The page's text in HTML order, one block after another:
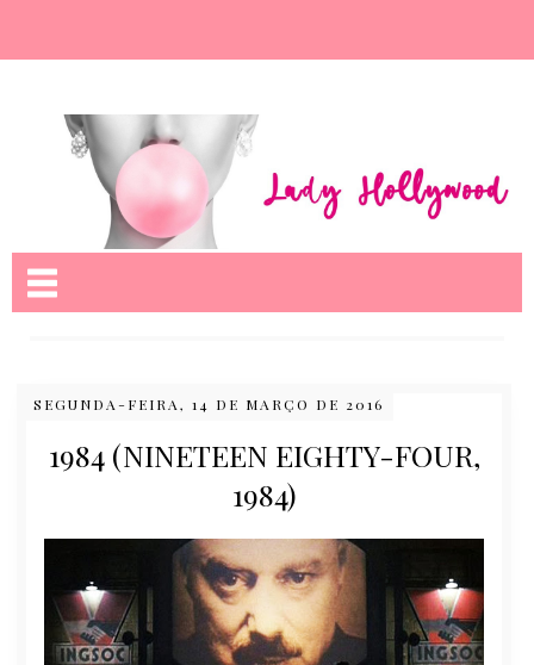
SEGUNDA-FEIRA, 14 DE MARÇO DE 2016
1984 (NINETEEN EIGHTY-FOUR,
1984)